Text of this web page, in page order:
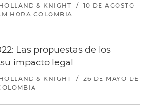
& KNIGHT /
10 DE AGOSTO
HORA COLOMBIA
Las propuestas de los
impacto legal
& KNIGHT /
26 DE MAYO DE